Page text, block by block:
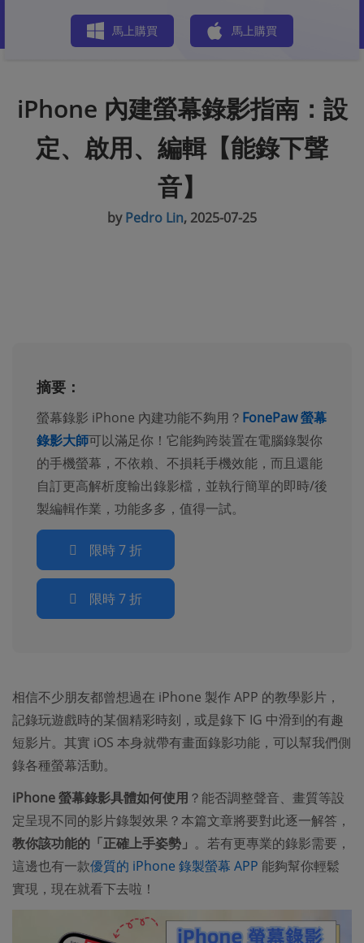
馬上購買 馬上購買
iPhone 內建螢幕錄影指南：設
定、啟用、編輯【能錄下聲
音】
byPedro Lin, 2025-07-25
摘要：
螢幕錄影 iPhone 內建功能不夠用？ FonePaw 螢幕
錄影大師可以滿足你！它能夠跨裝置在電腦錄製你
的手機螢幕，不依賴、不損耗手機效能，而且還能
自訂更高解析度輸出錄影檔，並執行簡單的即時/後
製編輯作業，功能多多，值得一試。
限時 7 折
限時 7 折
相信不少朋友都曾想過在 iPhone 製作 APP 的教學影片，
記錄玩遊戲時的某個精彩時刻，或是錄下 IG 中滑到的有趣
短影片。其實 iOS 本身就帶有畫面錄影功能，可以幫我們側
錄各種螢幕活動。
iPhone 螢幕錄影具體如何使用 ？能否調整聲音、畫質等設
定呈現不同的影片錄製效果？本篇文章將要對此逐一解答，
教你該功能的「正確上手姿勢」 。若有更專業的錄影需要，
這邊也有一款優質的 iPhone 錄製螢幕 APP 能夠幫你輕鬆
實現，現在就看下去啦！